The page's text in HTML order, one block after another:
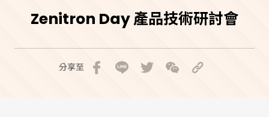
Zenitron Day 產品技術研討會
分享至